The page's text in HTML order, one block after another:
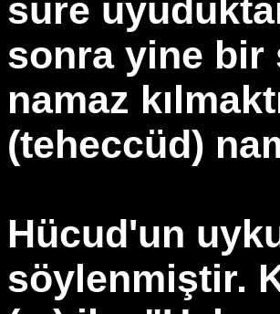
süre
sonra yine bir
namaz
(teheccüd)
Hücud'un
söylenmiştir.